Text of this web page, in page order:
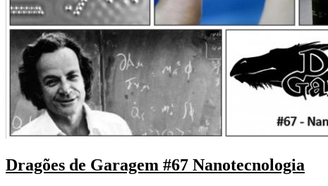
Dragões de Garagem #67 Nanotecnologia